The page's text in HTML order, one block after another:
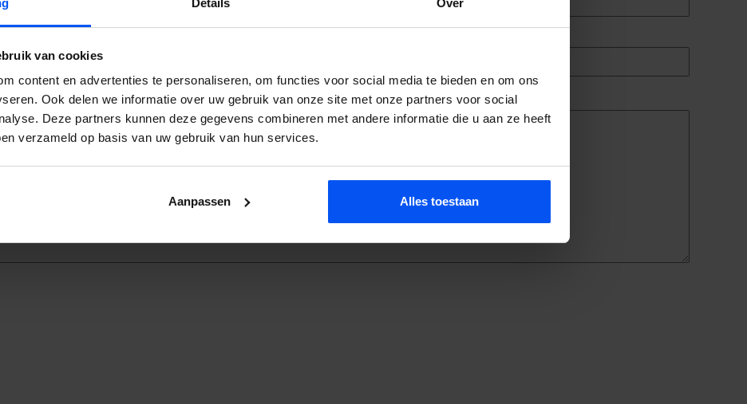
Details Over
van cookies
content en advertenties te personaliseren, om functies voor social media te bieden en om ons
Ook delen we informatie over uw gebruik van onze site met onze partners voor social
Deze partners kunnen deze gegevens combineren met andere informatie die u aan ze heeft
verzameld op basis van uw gebruik van hun services.
Aanpassen Alles toestaan